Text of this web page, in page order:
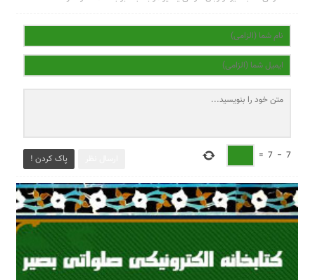
پاک کردن ! 7
−
7
=